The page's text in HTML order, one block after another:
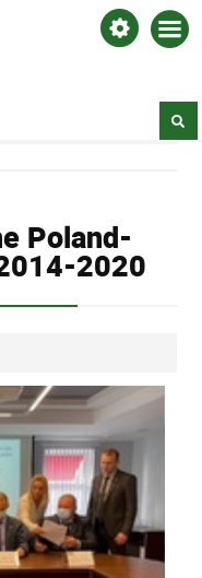
Poland-
2020